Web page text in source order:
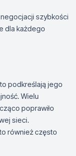
szybkości
dla każdego
podkreślają jego
Wielu
poprawiło
sieci.
również często